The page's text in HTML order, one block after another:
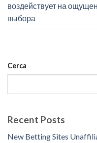
воздействует на
выбора
Cerca
Recent Posts
New Betting Sites